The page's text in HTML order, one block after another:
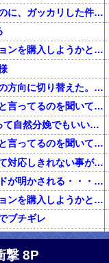
彼「クリスマスに店予約しといたよ」楽しみにしてたのに、ガッカリした件ｗｗｗｗｗ
還暦を過ぎた独身の姉から某田舎町のリゾートマンションを購入しようかと思うと相談された
不倫した嫁と再構築の道を選ぶもフラバが酷くて離婚の方向に切り替えた。しかし親まで召喚して抵抗する嫁を見てるうちに「俺もすればいいじゃん」という結...
旦那が電話で義両親に私の杖を「貸してあげるよー」と言ってるのを聞いてしまった
二人目を計画無痛分娩予定なんだけど妊娠9ヶ月になって自然分娩でもいいかなって思うようになってきた
旦那が電話で義両親に私の杖を「貸してあげるよー」と言ってるのを聞いてしまった
前働いてた店は店員の数に対して圧倒的に客が多すぎて対応しきれない事がしょっちゅうあった
【鬼砲】自殺した竹内結子さん、新たな衝撃エピソードが明かされる・・・これは・・・
還暦を過ぎた独身の姉から某田舎町のリゾートマンションを購入しようかと思うと相談された
ブチギレ
撃 8P